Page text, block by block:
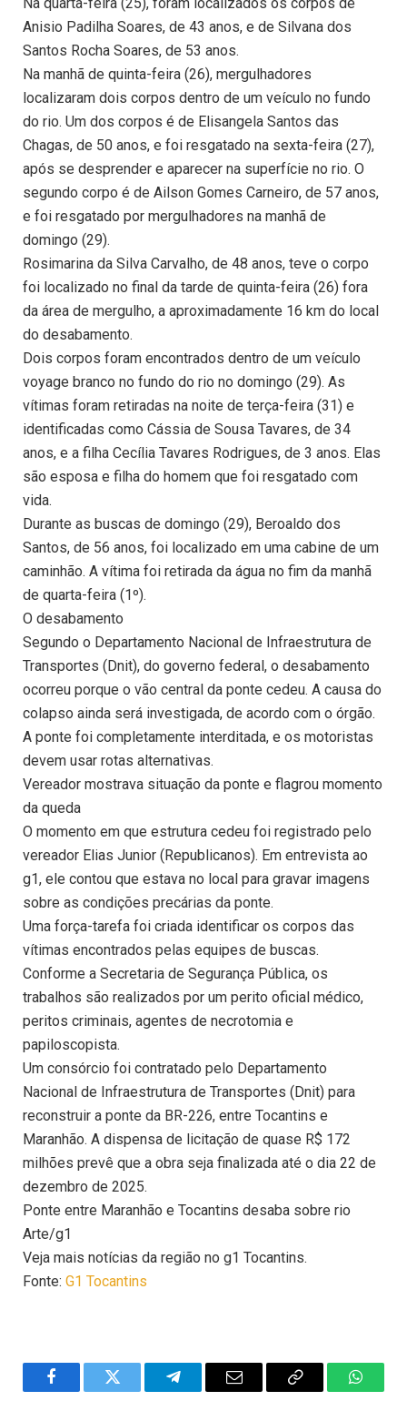
Anisio Padilha Soares, de 43 anos, e de Silvana dos
Santos Rocha Soares, de 53 anos.
Na manhã de quinta-feira (26), mergulhadores
localizaram dois corpos dentro de um veículo no fundo
do rio. Um dos corpos é de Elisangela Santos das
Chagas, de 50 anos, e foi resgatado na sexta-feira (27),
após se desprender e aparecer na superfície no rio. O
segundo corpo é de Ailson Gomes Carneiro, de 57 anos,
e foi resgatado por mergulhadores na manhã de
domingo (29).
Rosimarina da Silva Carvalho, de 48 anos, teve o corpo
foi localizado no final da tarde de quinta-feira (26) fora
da área de mergulho, a aproximadamente 16 km do local
do desabamento.
Dois corpos foram encontrados dentro de um veículo
voyage branco no fundo do rio no domingo (29). As
vítimas foram retiradas na noite de terça-feira (31) e
identificadas como Cássia de Sousa Tavares, de 34
anos, e a filha Cecília Tavares Rodrigues, de 3 anos. Elas
são esposa e filha do homem que foi resgatado com
vida.
Durante as buscas de domingo (29), Beroaldo dos
Santos, de 56 anos, foi localizado em uma cabine de um
caminhão. A vítima foi retirada da água no fim da manhã
de quarta-feira (1º).
O desabamento
Segundo o Departamento Nacional de Infraestrutura de
Transportes (Dnit), do governo federal, o desabamento
ocorreu porque o vão central da ponte cedeu. A causa do
colapso ainda será investigada, de acordo com o órgão.
A ponte foi completamente interditada, e os motoristas
devem usar rotas alternativas.
Vereador mostrava situação da ponte e flagrou momento
da queda
O momento em que estrutura cedeu foi registrado pelo
vereador Elias Junior (Republicanos). Em entrevista ao
g1, ele contou que estava no local para gravar imagens
sobre as condições precárias da ponte.
Uma força-tarefa foi criada identificar os corpos das
vítimas encontrados pelas equipes de buscas.
Conforme a Secretaria de Segurança Pública, os
trabalhos são realizados por um perito oficial médico,
peritos criminais, agentes de necrotomia e
papiloscopista.
Um consórcio foi contratado pelo Departamento
Nacional de Infraestrutura de Transportes (Dnit) para
reconstruir a ponte da BR-226, entre Tocantins e
Maranhão. A dispensa de licitação de quase R$ 172
milhões prevê que a obra seja finalizada até o dia 22 de
dezembro de 2025.
Ponte entre Maranhão e Tocantins desaba sobre rio
Arte/g1
Veja mais notícias da região no g1 Tocantins.
Fonte: G1 Tocantins
FacebookTwitter TelegramEmail Copy